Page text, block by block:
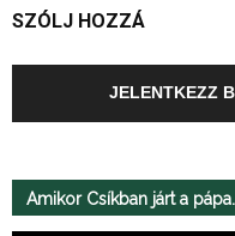
SZÓLJ HOZZÁ
JELENTKEZZ
Amikor Csíkban járt a